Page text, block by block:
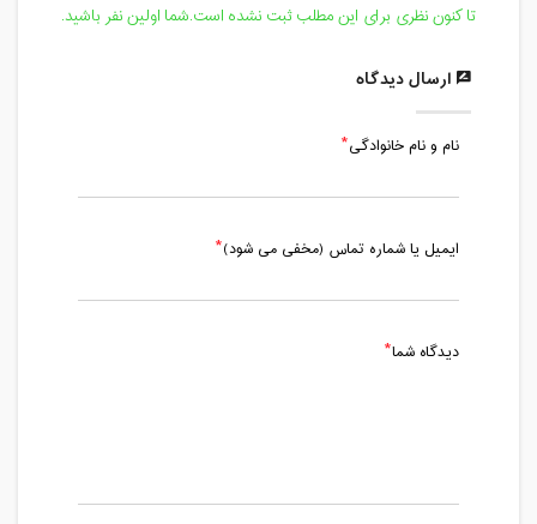
تا کنون نظری برای این مطلب ثبت نشده است.شما اولین نفر باشید.
ارسال دیدگاه
نام و نام خانوادگی
ایمیل یا شماره تماس (مخفی می شود)
دیدگاه شما